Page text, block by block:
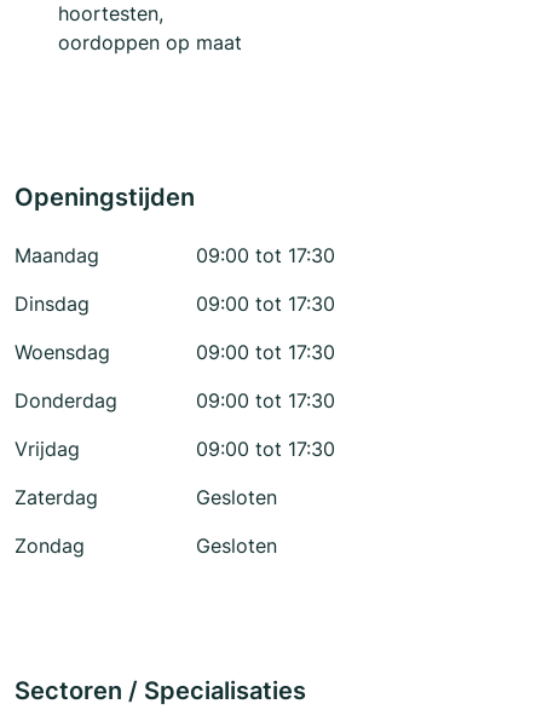
hoortesten,
oordoppen op maat
Openingstijden
Maandag
09:00 tot 17:30
Dinsdag
09:00 tot 17:30
Woensdag
09:00 tot 17:30
Donderdag
09:00 tot 17:30
Vrijdag
09:00 tot 17:30
Zaterdag
Gesloten
Zondag
Gesloten
Sectoren / Specialisaties